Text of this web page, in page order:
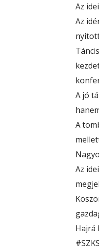
Az
Az
A jó
A
Az
Hajrá